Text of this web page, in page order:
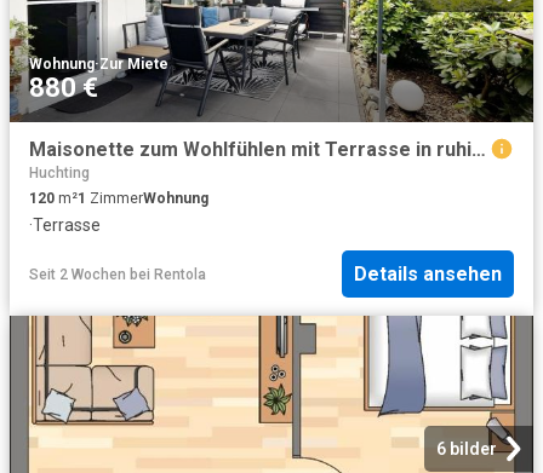
Wohnung·Zur Miete
880 €
Maisonette zum Wohlfühlen mit Terrasse in ruhiger Lage
Huchting
120 m²1 ZimmerWohnung
·Terrasse
Seit 2 Wochen bei Rentola Details ansehen
6 bilder